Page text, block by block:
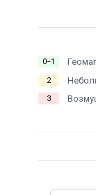
0−1
2
3